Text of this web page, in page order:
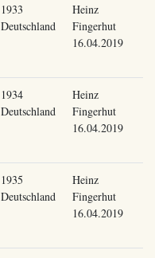
1933
Deutschland
Heinz
Fingerhut
16.04.2019
1934
Deutschland
Heinz
Fingerhut
16.04.2019
1935
Deutschland
Heinz
Fingerhut
16.04.2019